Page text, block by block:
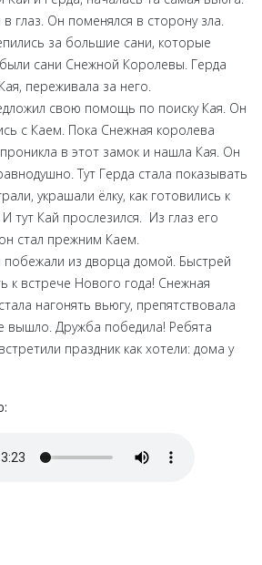
глаз. Он поменялся в сторону зла.
за большие сани, которые
сани Снежной Королевы. Герда
переживала за него.
свою помощь по поиску Кая. Он
с Каем. Пока Снежная королева
в этот замок и нашла Кая. Он
Тут Герда стала показывать
украшали ёлку, как готовились к
тут Кай прослезился. Из глаз его
стал прежним Каем.
побежали из дворца домой. Быстрей
к встрече Нового года! Снежная
нагонять вьюгу, препятствовала
вышло. Дружба победила! Ребята
праздник как хотели: дома у